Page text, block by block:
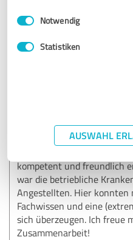
Impressum
Einwilligungsauswahl
Notwendig
Statistiken
AUSWAHL
Die Wirtschaftshelden,
Stegemann haben wir in
kompetent und freundlich
war die betriebliche
Angestellten. Hier konnten
Fachwissen und eine
sich überzeugen. Ich freue
Zusammenarbeit!